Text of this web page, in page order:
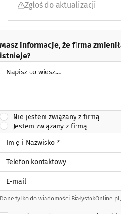
Zgłoś do aktualizacji
Masz informacje, że firma
istnieje?
Nie jestem związany z firmą
Jestem związany z firmą
Imię i Nazwisko *
Telefon kontaktowy
Dane tylko do wiadomości